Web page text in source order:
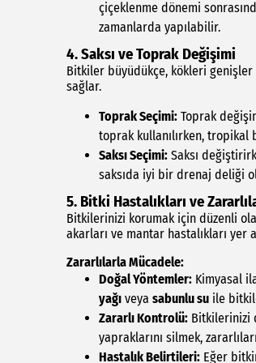
çiçeklenme dönemi
zamanlarda yapılabilir.
4. Saksı ve Toprak Değişimi
Bitkiler büyüdükçe, kökleri genişler
sağlar.
Toprak Seçimi: Toprak
toprak kullanılırken,
Saksı Seçimi: Saksı
saksıda iyi bir drenaj deliği
5. Bitki Hastalıkları ve
Bitkilerinizi korumak için düzenli
akarları ve mantar hastalıkları yer
Zararlılarla Mücadele:
Doğal Yöntemler: Kimyasal
yağı veya sabunlu su ile
Zararlı Kontrolü: Bitkilerinizi
yapraklarını silmek,
Hastalık Belirtileri: Eğer